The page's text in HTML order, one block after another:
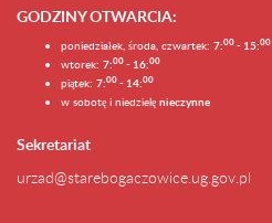
GODZINY OTWARCIA:
poniedziałek, środa, czwartek: 7:00 - 15:00
wtorek: 7:00 - 16:00
piątek: 7:00 - 14:00
w sobotę i niedzielę nieczynne
Sekretariat
urzad@starebogaczowice.ug.gov.pl